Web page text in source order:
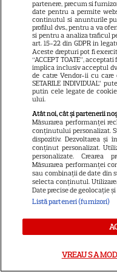
Copyright2026Ringier
Jocurile de
partenere, precum si
date pentru a permite
continutul si anunturile
profilul dvs., pentru a va
si pentru a analiza traficul
art. 15-22 din GDPR in
Aceste drepturi pot fi
“ACCEPT TOATE”,
implica inclusiv acceptul
de catre Vendor-ii cu care
SETARILE INDIVIDUAL”
putin cele legate de
ului.
Atât noi, cât și partenerii
Măsurarea performanței
conținutului personalizat.
dispozitiv. Dezvoltarea și
conținut personalizat.
personalizate. Crearea
Măsurarea performanței
sau combinații de date din
selecta conținutul.
Date precise de geolocație
Listă parteneri (furnizori)
VREAU SA